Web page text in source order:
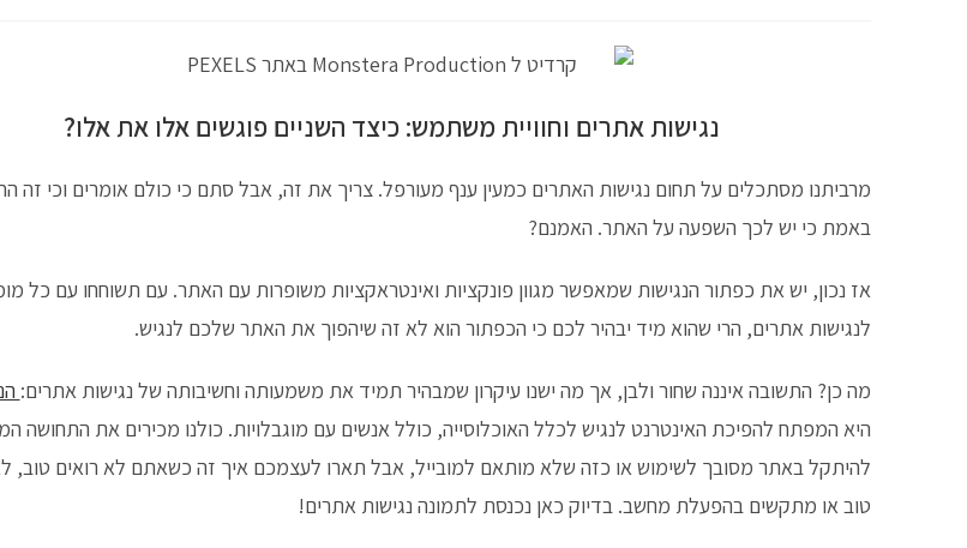
נגישות אתרים וחוויית משתמש: כיצד השניים פוגשים אלו את אלו?
מרביתנו מסתכלים על תחום נגישות האתרים כמעין ענף מעורפל. צריך את זה, אבל סתם כי כולם אומרים וכי זה
באמת כי יש לכך השפעה על האתר. האמנם?
אז נכון, יש את כפתור הנגישות שמאפשר מגוון פונקציות ואינטראקציות משופרות עם האתר. עם תשוחחו עם כל
לנגישות אתרים, הרי שהוא מיד יבהיר לכם כי הכפתור הוא לא זה שיהפוך את האתר שלכם לנגיש.
מה כן? התשובה איננה שחור ולבן, אך מה ישנו עיקרון שמבהיר תמיד את משמעותה וחשיבותה של נגישות אתרים:
היא המפתח להפיכת האינטרנט לנגיש לכלל האוכלוסייה, כולל אנשים עם מוגבלויות. כולנו מכירים את התחושה
להיתקל באתר מסובך לשימוש או כזה שלא מותאם למובייל, אבל תארו לעצמכם איך זה כשאתם לא רואים טוב,
טוב או מתקשים בהפעלת מחשב. בדיוק כאן נכנסת לתמונה נגישות אתרים!